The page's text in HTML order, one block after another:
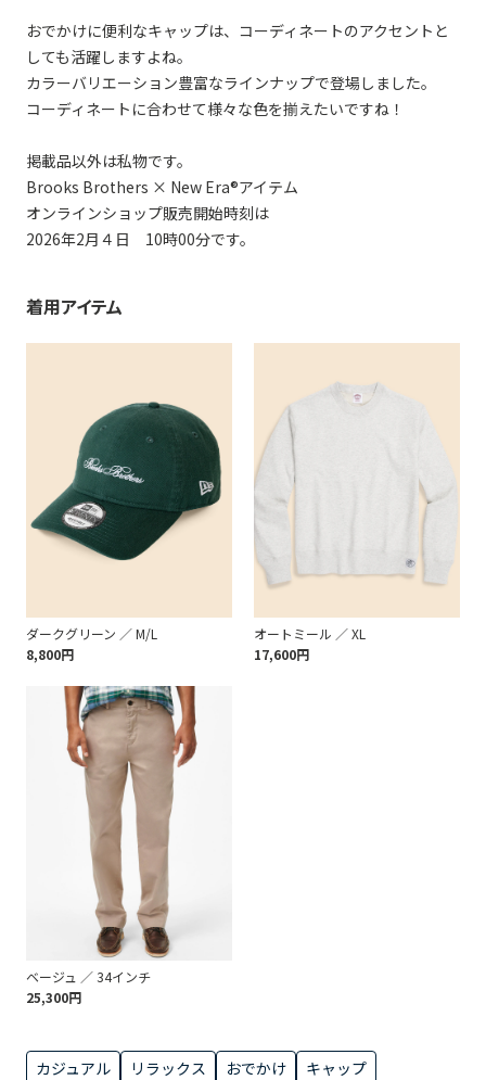
おでかけに便利なキャップは、コーディネートのアクセントと
しても活躍しますよね。
カラーバリエーション豊富なラインナップで登場しました。
コーディネートに合わせて様々な色を揃えたいですね！
掲載品以外は私物です。
Brooks Brothers × New Era®アイテム
オンラインショップ販売開始時刻は
2026年2月４日 10時00分です。
着用アイテム
ダークグリーン ／ M/L
8,800円
オートミール ／ XL
17,600円
ベージュ ／ 34インチ
25,300円
カジュアル リラックス おでかけ キャップ